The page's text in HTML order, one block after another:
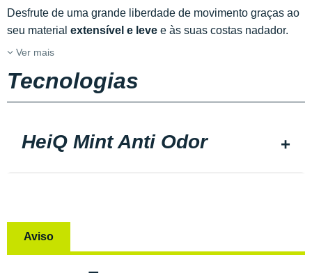
Desfrute de uma grande liberdade de movimento graças ao
seu material extensível e leve e às suas costas nadador.
Ver mais
Tecnologias
HeiQ Mint Anti Odor
Aviso